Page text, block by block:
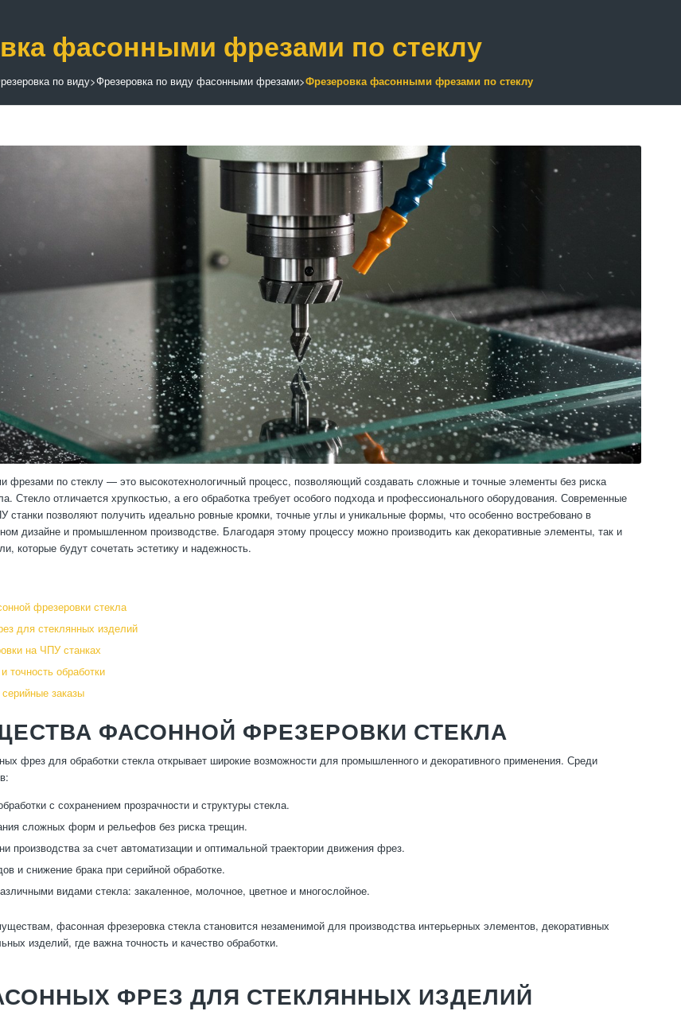
фасонными фрезами по стеклу
по виду>Фрезеровка по виду фасонными фрезами>Фрезеровка фасонными фрезами по стеклу
фрезами по стеклу — это высокотехнологичный процесс, позволяющий создавать сложные и точные элементы без риска
Стекло отличается хрупкостью, а его обработка требует особого подхода и профессионального оборудования. Современные
позволяют получить идеально ровные кромки, точные углы и уникальные формы, что особенно востребовано в
дизайне и промышленном производстве. Благодаря этому процессу можно производить как декоративные элементы, так и
которые будут сочетать эстетику и надежность.
фрезеровки стекла
для стеклянных изделий
на ЧПУ станках
точность обработки
заказы
ФАСОННОЙ ФРЕЗЕРОВКИ СТЕКЛА
фрез для обработки стекла открывает широкие возможности для промышленного и декоративного применения. Среди
с сохранением прозрачности и структуры стекла.
сложных форм и рельефов без риска трещин.
производства за счет автоматизации и оптимальной траектории движения фрез.
и снижение брака при серийной обработке.
видами стекла: закаленное, молочное, цветное и многослойное.
фасонная фрезеровка стекла становится незаменимой для производства интерьерных элементов, декоративных
изделий, где важна точность и качество обработки.
ФРЕЗ ДЛЯ СТЕКЛЯННЫХ ИЗДЕЛИЙ